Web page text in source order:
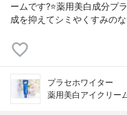
ームです?⭐薬用美白成分プ
成を抑えてシミやくすみの
プラセホワイター
薬用美白アイクリー